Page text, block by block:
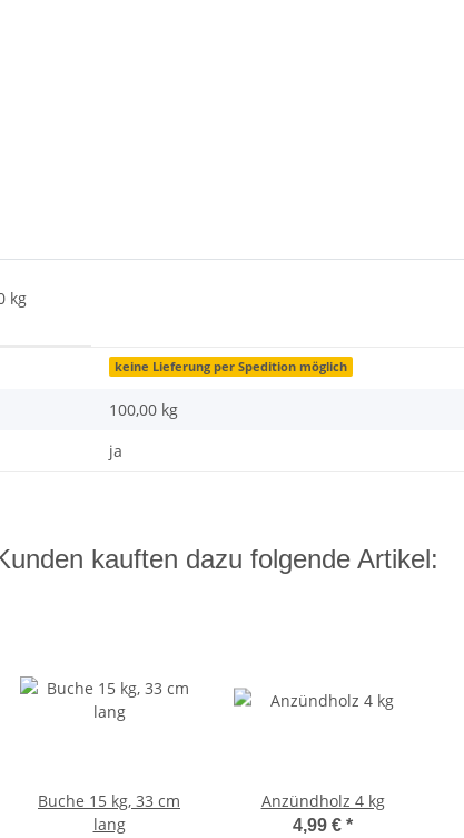
kg
keine Lieferung per Spedition möglich
100,00 kg
ja
kauften dazu folgende Artikel:
Buche 15 kg, 33 cm
lang
Anzündholz 4 kg
4,99 € *